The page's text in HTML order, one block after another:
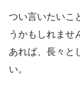
つい言いたいこ
うかもしれませ
あれば、長々と
い。